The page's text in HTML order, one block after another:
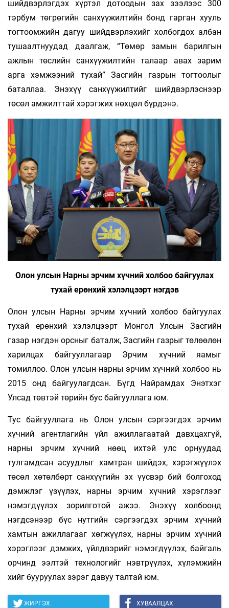
шийдвэрлэгдэх хүртэл дотоодын зах зээлээс 300
тэрбум төгрөгийн санхүүжилтийн бонд гарган хууль
тогтоомжийн дагуу шийдвэрлэхийг холбогдох албан
тушаалтнуудад даалгаж, “Төмөр замын барилгын
ажлын төслийн санхүүжилтийн талаар авах зарим
арга хэмжээний тухай” Засгийн газрын тогтоолыг
баталлаа. Энэхүү санхүүжилтийг шийдвэрлэснээр
төсөл амжилттай хэрэгжих нөхцөл бүрдэнэ.
Олон улсын Нарны эрчим хүчний холбоо байгуулах
тухай ерөнхий хэлэлцээрт нэгдэв
Олон улсын Нарны эрчим хүчний холбоо байгуулах
тухай ерөнхий хэлэлцээрт Монгол Улсын Засгийн
газар нэгдэн орсныг баталж, Засгийн газрыг төлөөлөн
харилцах байгууллагаар Эрчим хүчний яамыг
томиллоо. Олон улсын нарны эрчим хүчний холбоо нь
2015 онд байгуулагдсан. Бүгд Найрамдах Энэтхэг
Улсад төвтэй төрийн бус байгууллага юм.
Тус байгууллага нь Олон улсын сэргээгдэх эрчим
хүчний агентлагийн үйл ажиллагаатай давхцахгүй,
нарны эрчим хүчний нөөц ихтэй улс орнуудад
тулгамдсан асуудлыг хамтран шийдэх, хэрэгжүүлэх
төсөл хөтөлбөрт санхүүгийн эх үүсвэр бий болгоход
дэмжлэг үзүүлэх, нарны эрчим хүчний хэрэглээг
нэмэгдүүлэх зорилготой ажээ. Энэхүү холбоонд
нэгдсэнээр бүс нутгийн сэргээгдэх эрчим хүчний
хамтын ажиллагааг хөгжүүлэх, нарны эрчим хүчний
хэрэглээг дэмжих, үйлдвэрийг нэмэгдүүлэх, байгаль
орчинд ээлтэй технологийг нэвтрүүлэх, хүлэмжийн
хийг бууруулах зэрэг давуу талтай юм.
ЖИРГЭХ ХУВААЛЦАХ